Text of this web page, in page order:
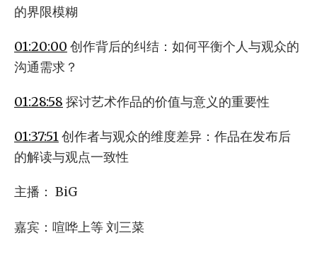
的界限模糊
01:20:00 创作背后的纠结：如何平衡个人与观众的
沟通需求？
01:28:58 探讨艺术作品的价值与意义的重要性
01:37:51创作者与观众的维度差异：作品在发布后
的解读与观点一致性
主播： BiG
嘉宾：喧哗上等 刘三菜